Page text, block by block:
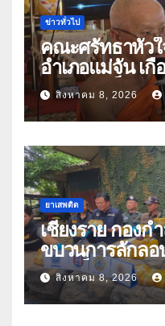
ข่าวทั่วไป
คณะศรัทธาหัวใ
อำเภอแม่จัน เ
แก๊งคอลเซ็นเต
ปีกว่า 66 บัญชี
สิงหาคม 8, 2026
ยาเสพติด
เชียงราย กองก
ขบวนการลักลอ
ล้านเม็ด
สิงหาคม 8, 2026